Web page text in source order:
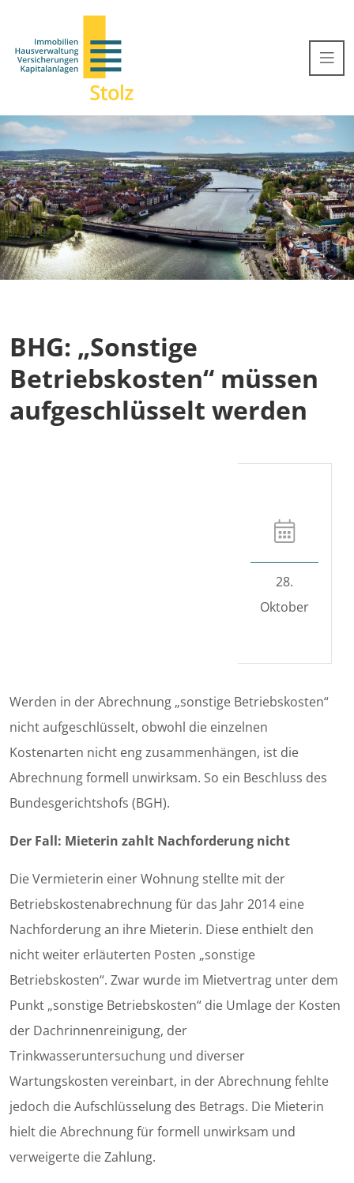
BHG: „Sonstige
Betriebskosten“ müssen
aufgeschlüsselt werden
28.
Oktober
Werden in der Abrechnung „sonstige Betriebskosten“
nicht aufgeschlüsselt, obwohl die einzelnen
Kostenarten nicht eng zusammenhängen, ist die
Abrechnung formell unwirksam. So ein Beschluss des
Bundesgerichtshofs (BGH).
Der Fall: Mieterin zahlt Nachforderung nicht
Die Vermieterin einer Wohnung stellte mit der
Betriebskostenabrechnung für das Jahr 2014 eine
Nachforderung an ihre Mieterin. Diese enthielt den
nicht weiter erläuterten Posten „sonstige
Betriebskosten“. Zwar wurde im Mietvertrag unter dem
Punkt „sonstige Betriebskosten“ die Umlage der Kosten
der Dachrinnenreinigung, der
Trinkwasseruntersuchung und diverser
Wartungskosten vereinbart, in der Abrechnung fehlte
jedoch die Aufschlüsselung des Betrags. Die Mieterin
hielt die Abrechnung für formell unwirksam und
verweigerte die Zahlung.